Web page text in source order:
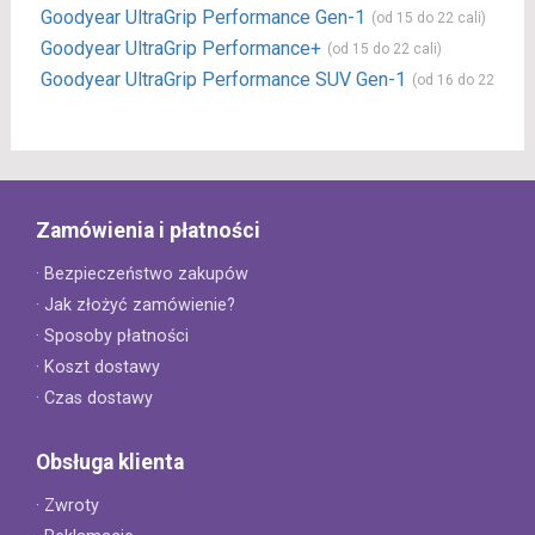
Goodyear UltraGrip Performance Gen-1 (od 15 do 22 cali)
Goodyear UltraGrip Performance+ (od 15 do 22 cali)
Goodyear UltraGrip Performance SUV Gen-1 (od 16 do 22 cali)
Zamówienia i płatności
· Bezpieczeństwo zakupów
· Jak złożyć zamówienie?
· Sposoby płatności
· Koszt dostawy
· Czas dostawy
Obsługa klienta
· Zwroty